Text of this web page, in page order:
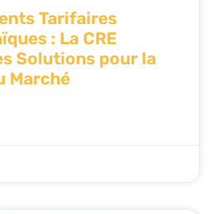
Tarifaires
: La CRE
Solutions pour la
Marché